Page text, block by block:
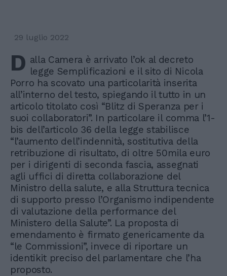
29 luglio 2022
D alla Camera è arrivato l’ok al decreto
legge Semplificazioni e il sito di Nicola
Porro ha scovato una particolarità inserita
all’interno del testo, spiegando il tutto in un
articolo titolato così “Blitz di Speranza per i
suoi collaboratori”. In particolare il comma l’1-
bis dell’articolo 36 della legge stabilisce
“l’aumento dell’indennità, sostitutiva della
retribuzione di risultato, di oltre 50mila euro
per i dirigenti di seconda fascia, assegnati
agli uffici di diretta collaborazione del
Ministro della salute, e alla Struttura tecnica
di supporto presso l’Organismo indipendente
di valutazione della performance del
Ministero della Salute”. La proposta di
emendamento è firmato genericamente da
“le Commissioni”, invece di riportare un
identikit preciso del parlamentare che l’ha
proposto.